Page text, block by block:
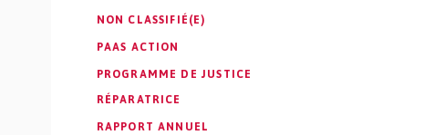
NON CLASSIFIÉ(E)
PAAS ACTION
PROGRAMME DE JUSTICE
RÉPARATRICE
RAPPORT ANNUEL